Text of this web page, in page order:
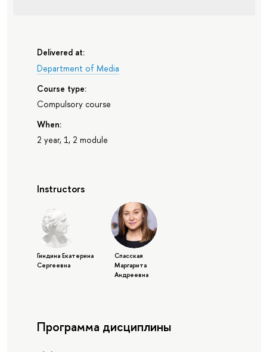
Delivered at:
Department of Media
Course type:
Compulsory course
When:
2 year, 1, 2 module
Instructors
Гиндина Екатерина
Сергеевна
Спасская
Маргарита
Андреевна
Программа дисциплины